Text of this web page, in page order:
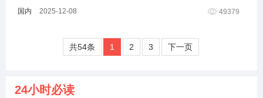
脱薄工作走深走实。
国内 2025-12-08 49379
共54条 1 2 3 下一页
24小时必读